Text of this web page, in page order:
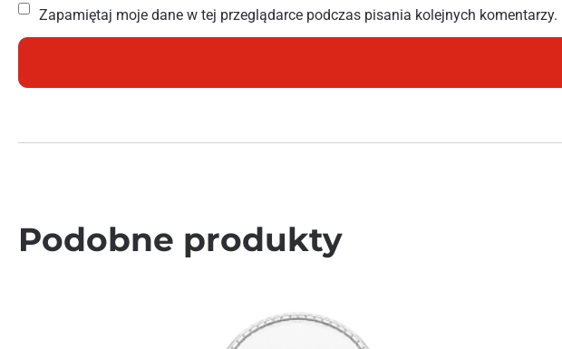
Zapamiętaj moje dane w tej przeglądarce podczas pisania kolejnych komentarzy.
Podobne produkty